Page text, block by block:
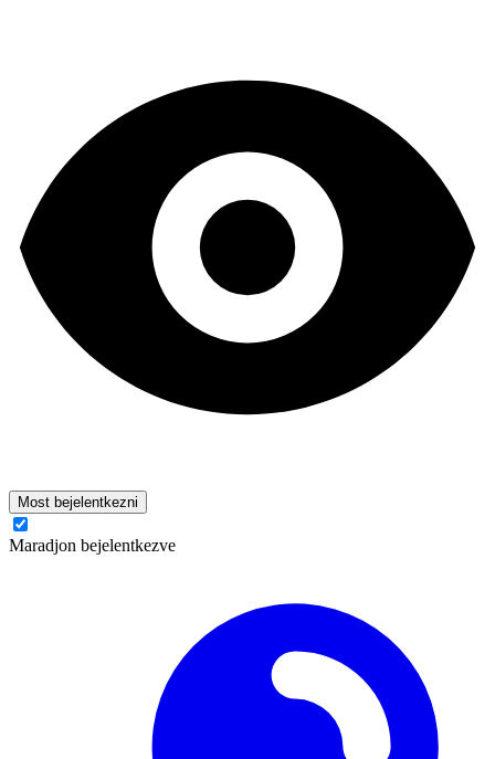
Most bejelentkezni
Maradjon bejelentkezve